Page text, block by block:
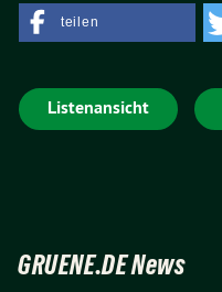
teilen
Listenansicht
GRUENE.DE News